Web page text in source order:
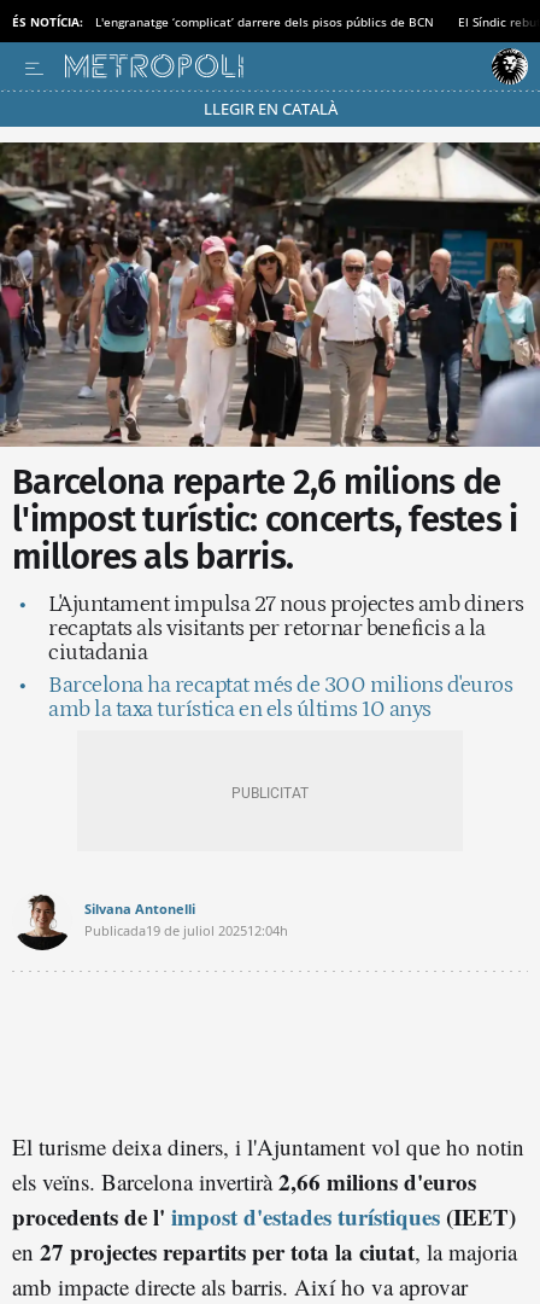
ÉS NOTÍCIA: L'engranatge ‘complicat’ darrere dels pisos públics de BCN El Síndic
LLEGIR EN CATALÀ
Passa’t al mode estalvi
Barcelona reparte 2,6 milions de
l'impost turístic: concerts, festes i
millores als barris.
L'Ajuntament impulsa 27 nous projectes amb diners
recaptats als visitants per retornar beneficis a la
ciutadania
Barcelona ha recaptat més de 300 milions d'euros
amb la taxa turística en els últims 10 anys
Silvana Antonelli
Publicada19 de juliol 202512:04h
El turisme deixa diners, i l'Ajuntament vol que ho notin
els veïns. Barcelona invertirà2,66 milions d'euros
procedents de l' impost d'estades turístiques (IEET)
en 27 projectes repartits per tota la ciutat, la majoria
amb impacte directe als barris. Així ho va aprovar